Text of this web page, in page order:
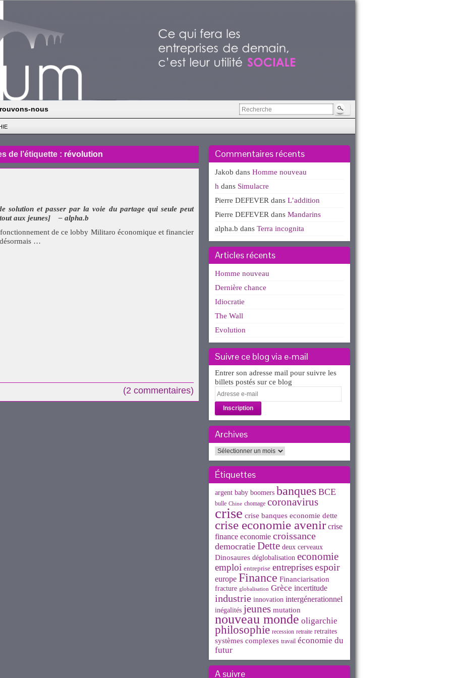
nous
de l’étiquette : révolution
solution et passer par la voie du partage qui seule peut
aux jeunes] – alpha.b
de ce lobby Militaro économique et financier
…
(2 commentaires)
Commentaires récents
Jakob dans Homme nouveau
h dans Simulacre
Pierre DEFEVER dans L’addition
Pierre DEFEVER dans Mandarins
alpha.b dans Terra incognita
Articles récents
Homme nouveau
Dernière chance
Idiocratie
The Wall
Evolution
Suivre ce blog via e-mail
Entrer son adresse mail pour suivre les
billets postés sur ce blog
Adresse
e-
mail
Archives
Archives
Étiquettes
argent baby boomers banques BCE
bulle Chine chomage coronavirus
crise crise banques economie dette
crise economie avenir crise
finance economie croissance
democratie Dette deux cerveaux
Dinosaures déglobalisation economie
emploi entreprise entreprisesespoir
europe Finance Financiarisation
fracture globalisation Grèce incertitude
industrie innovation intergénerationnel
inégalités jeunes mutation
nouveau monde oligarchie
philosophie recession retraite retraites
systèmes complexes travail économie du
futur
A suivre